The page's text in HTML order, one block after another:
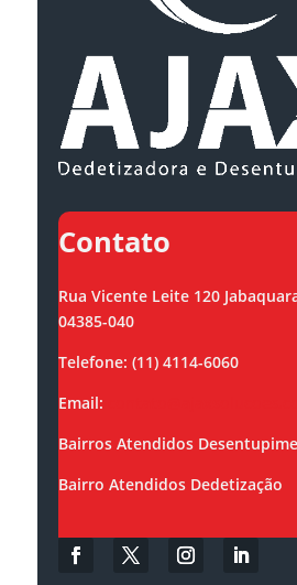
Contato
Rua Vicente Leite 120
04385-040
Telefone: (11) 4114-6060
Email:
Bairros Atendidos
Bairro Atendidos Dedetização